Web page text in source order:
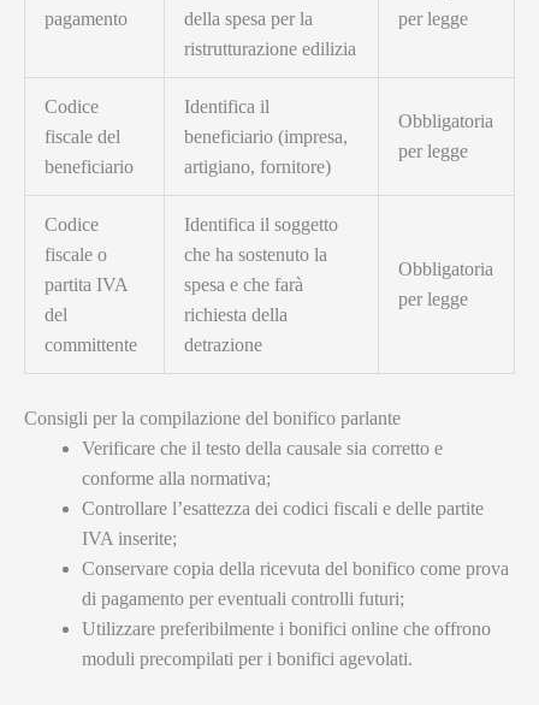
pagamento
della spesa per la
ristrutturazione edilizia
per legge
Codice
fiscale del
beneficiario
Identifica il
beneficiario (impresa,
artigiano, fornitore)
Obbligatoria
per legge
Codice
fiscale o
partita IVA
del
committente
Identifica il soggetto
che ha sostenuto la
spesa e che farà
richiesta della
detrazione
Obbligatoria
per legge
Consigli per la compilazione del bonifico parlante
Verificare che il testo della causale sia corretto e
conforme alla normativa;
Controllare l’esattezza dei codici fiscali e delle partite
IVA inserite;
Conservare copia della ricevuta del bonifico come prova
di pagamento per eventuali controlli futuri;
Utilizzare preferibilmente i bonifici online che offrono
moduli precompilati per i bonifici agevolati.